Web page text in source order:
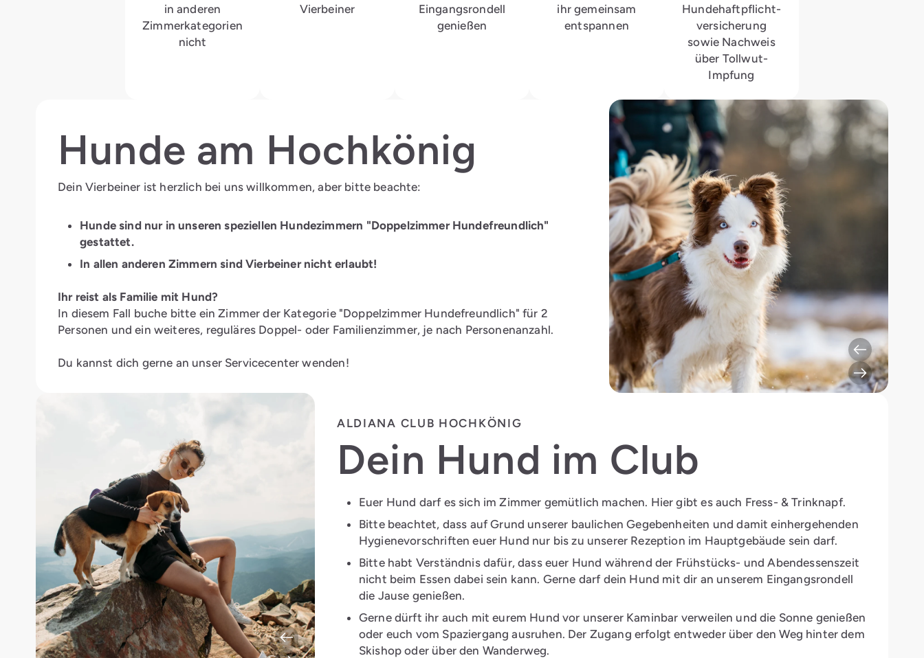
in anderen
Zimmerkategorien
nicht
Vierbeiner
Eingangsrondell
genießen
ihr gemeinsam
entspannen
Hundehaftpflicht­
ver­sicherung
sowie Nachweis
über Tollwut-
Impfung
Hunde am Hochkönig
Dein Vierbeiner ist herzlich bei uns willkommen, aber bitte beachte:
Hunde sind nur in unseren speziellen Hundezimmern "Doppelzimmer Hundefreundlich"
gestattet.
In allen anderen Zimmern sind Vierbeiner nicht erlaubt!
Ihr reist als Familie mit Hund?
In diesem Fall buche bitte ein Zimmer der Kategorie "Doppelzimmer Hundefreundlich" für 2
Personen und ein weiteres, reguläres Doppel- oder Familienzimmer, je nach Personenanzahl.
Du kannst dich gerne an unser Servicecenter wenden!
ALDIANA CLUB HOCHKÖNIG
Dein Hund im Club
Euer Hund darf es sich im Zimmer gemütlich machen. Hier gibt es auch Fress- & Trinknapf.
Bitte beachtet, dass auf Grund unserer baulichen Gegebenheiten und damit einhergehenden
Hygienevorschriften euer Hund nur bis zu unserer Rezeption im Hauptgebäude sein darf.
Bitte habt Verständnis dafür, dass euer Hund während der Frühstücks- und Abendessenszeit
nicht beim Essen dabei sein kann. Gerne darf dein Hund mit dir an unserem Eingangsrondell
die Jause genießen.
Gerne dürft ihr auch mit eurem Hund vor unserer Kaminbar verweilen und die Sonne genießen
oder euch vom Spaziergang ausruhen. Der Zugang erfolgt entweder über den Weg hinter dem
Skishop oder über den Wanderweg.